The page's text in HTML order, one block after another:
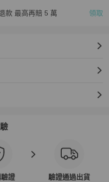
款 最高再賠 5 萬 領取
證 驗證通過出貨